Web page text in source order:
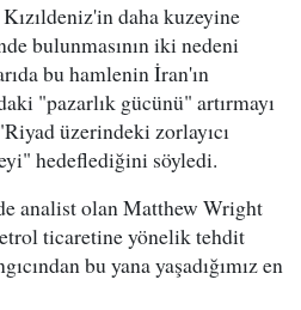
daha kuzeyine
bulunmasının iki nedeni
bu hamlenin İran'ın
"pazarlık gücünü" artırmayı
üzerindeki zorlayıcı
hedeflediğini söyledi.
analist olan Matthew Wright
ticaretine yönelik tehdit
bu yana yaşadığımız en